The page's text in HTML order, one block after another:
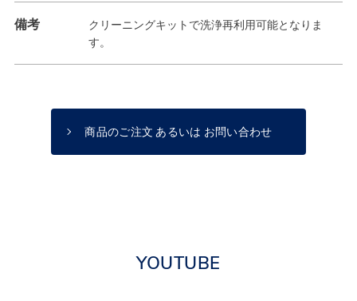
備考
クリーニングキットで洗浄再利用可能となりま
す。
商品のご注文 あるいは お問い合わせ
YOUTUBE